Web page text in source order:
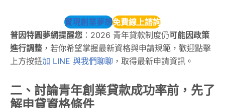
實現創業夢想免費線上諮詢
普因特圓夢網提醒您 ：2026 青年貸款制度仍可能因政策
進行調整 ，若你希望掌握最新資格與申請規範，歡迎點擊
上方按鈕加 LINE 與我們聊聊 ，取得最新申請資訊。
二、討論青年創業貸款成功率前，先了
解申貸資格條件